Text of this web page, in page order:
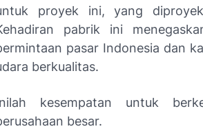
proyek ini, yang
pabrik ini
pasar Indonesia dan
berkualitas.
kesempatan untuk
besar.